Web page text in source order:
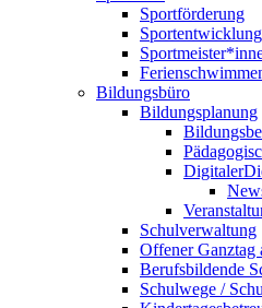
Sportförderung
Sportentwicklung
Bildungsbüro
Bildungsplanung
Schulverwaltung
Offener Ganztag
Berufsbildende
Schulwege /